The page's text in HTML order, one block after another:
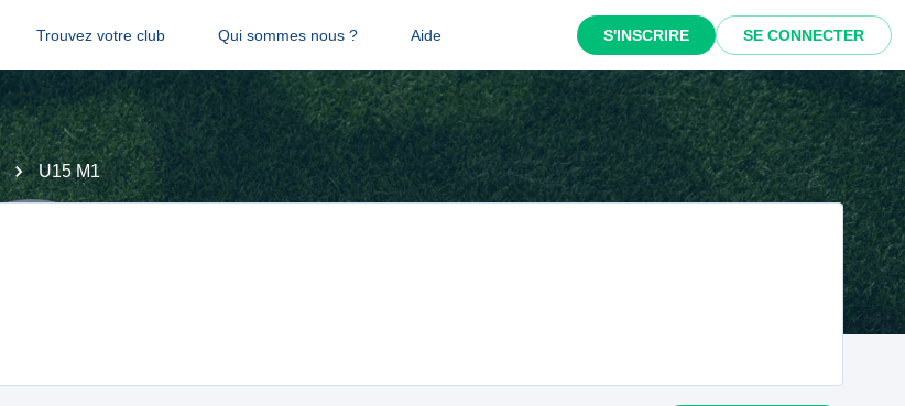
Trouvez votre club Qui sommes nous ? Aide S'INSCRIRE SE CONNECTER
U15 M1